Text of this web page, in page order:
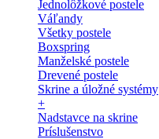
Jednolôžkové postele
Váľandy
Všetky postele
Boxspring
Manželské postele
Drevené postele
Skrine a úložné systémy
+
Nadstavce na skrine
Príslušenstvo